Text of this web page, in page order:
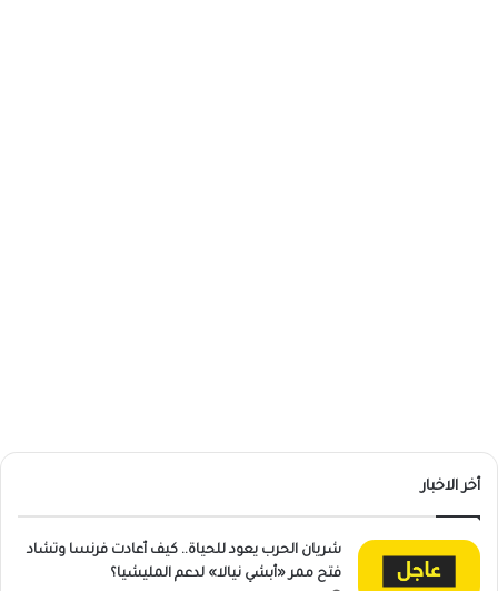
أخر الاخبار
شريان الحرب يعود للحياة.. كيف أعادت فرنسا وتشاد
فتح ممر «أبشي نيالا» لدعم المليشيا؟